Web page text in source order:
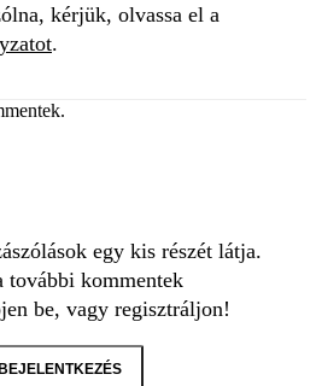
kérjük, olvassa el a
.
egy kis részét látja.
további kommentek
be, vagy regisztráljon!